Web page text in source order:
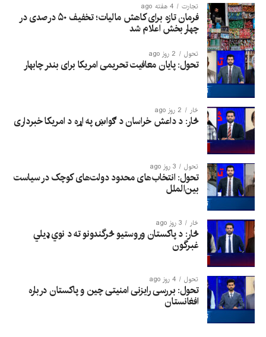
تجارت 4 هفته ago
فرمان تازه برای کاهش مالیات؛ تخفیف ۵۰ درصدی در
چهار بخش اعلام شد
تحول 2 روز ago
تحول: پایان معافیت تحریمی امریکا برای بندر چابهار
څار 2 روز ago
څار: د داعش خراسان د ګواښ په اړه د امریکا خبرداری
تحول 3 روز ago
تحول: انتخاب‌های محدود دولت‌های کوچک در سیاست
بین‌الملل
څار 3 روز ago
څار: د پاکستان وروستیو څرگندونو ته د نوي ډیلي
غبرگون
تحول 4 روز ago
تحول: بررسی رایزنی امنیتی چین و پاکستان درباره
افغانستان